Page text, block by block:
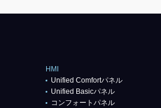
HMI
Unified Comfortパネル
Unified Basicパネル
コンフォートパネル